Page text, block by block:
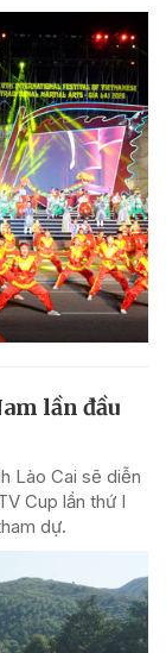
lần đầu
Lào Cai sẽ diễn
Cup lần thứ I
dự.